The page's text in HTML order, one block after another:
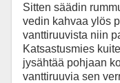
Sitten säädin
vedin kahvaa ylös
vanttiruuvista niin
Katsastusmies
jysähtää pohjaan
vanttiruuvia sen